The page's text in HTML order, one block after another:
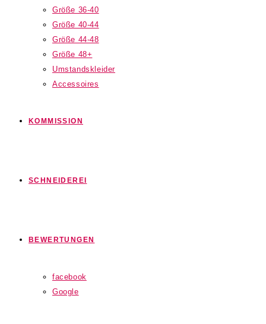
Größe 36-40
Größe 40-44
Größe 44-48
Größe 48+
Umstandskleider
Accessoires
KOMMISSION
SCHNEIDEREI
BEWERTUNGEN
facebook
Google